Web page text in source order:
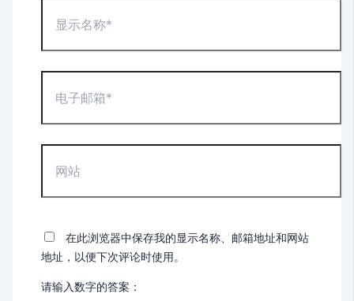
称
箱
在此浏览器中保存我的显示名称、邮箱地址和网站
地址，以便下次评论时使用。
请输入数字的答案：